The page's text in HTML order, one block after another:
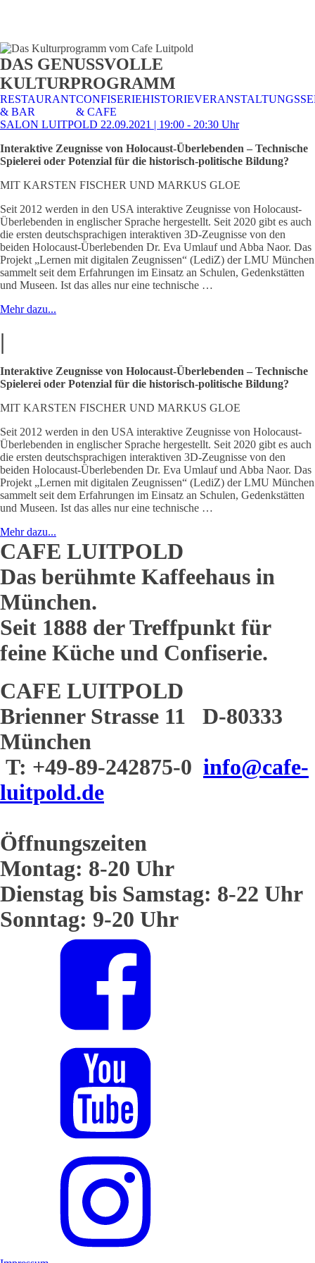
CAFE &
RESTAURANT
TISCHRESERVIERUNG
& KARTE
TISCHRESERVIERUNG
& SPEISEKARTE
DAS GENUSSVOLLE
KULTURPROGRAMM
RESTAURANT
& BAR
CONFISERIE
& CAFE
HISTORIE
SALON LUITPOLD 22.09.2021 | 19:00 - 20:30 Uhr
Interaktive Zeugnisse von Holocaust-Überlebenden – Technische
Spielerei oder Potenzial für die historisch-politische Bildung?
MIT KARSTEN FISCHER UND MARKUS GLOE
Seit 2012 werden in den USA interaktive Zeugnisse von Holocaust-
Überlebenden in englischer Sprache hergestellt. Seit 2020 gibt es auch
die ersten deutschsprachigen interaktiven 3D-Zeugnisse von den
beiden Holocaust-Überlebenden Dr. Eva Umlauf und Abba Naor. Das
Projekt „Lernen mit digitalen Zeugnissen“ (LediZ) der LMU München
sammelt seit dem Erfahrungen im Einsatz an Schulen, Gedenkstätten
und Museen. Ist das alles nur eine technische …
Mehr dazu...
|
Interaktive Zeugnisse von Holocaust-Überlebenden – Technische
Spielerei oder Potenzial für die historisch-politische Bildung?
MIT KARSTEN FISCHER UND MARKUS GLOE
Seit 2012 werden in den USA interaktive Zeugnisse von Holocaust-
Überlebenden in englischer Sprache hergestellt. Seit 2020 gibt es auch
die ersten deutschsprachigen interaktiven 3D-Zeugnisse von den
beiden Holocaust-Überlebenden Dr. Eva Umlauf und Abba Naor. Das
Projekt „Lernen mit digitalen Zeugnissen“ (LediZ) der LMU München
sammelt seit dem Erfahrungen im Einsatz an Schulen, Gedenkstätten
und Museen. Ist das alles nur eine technische …
Mehr dazu...
CAFE LUITPOLD
Das berühmte Kaffeehaus in
München.
Seit 1888 der Treffpunkt für
feine Küche und Confiserie.
CAFE LUITPOLD
Brienner Strasse 11 D-80333
München
T: +49-89-242875-0 info@cafe-
luitpold.de
Öffnungszeiten
Montag: 8-20 Uhr
Dienstag bis Samstag: 8-22 Uhr
Sonntag: 9-20 Uhr